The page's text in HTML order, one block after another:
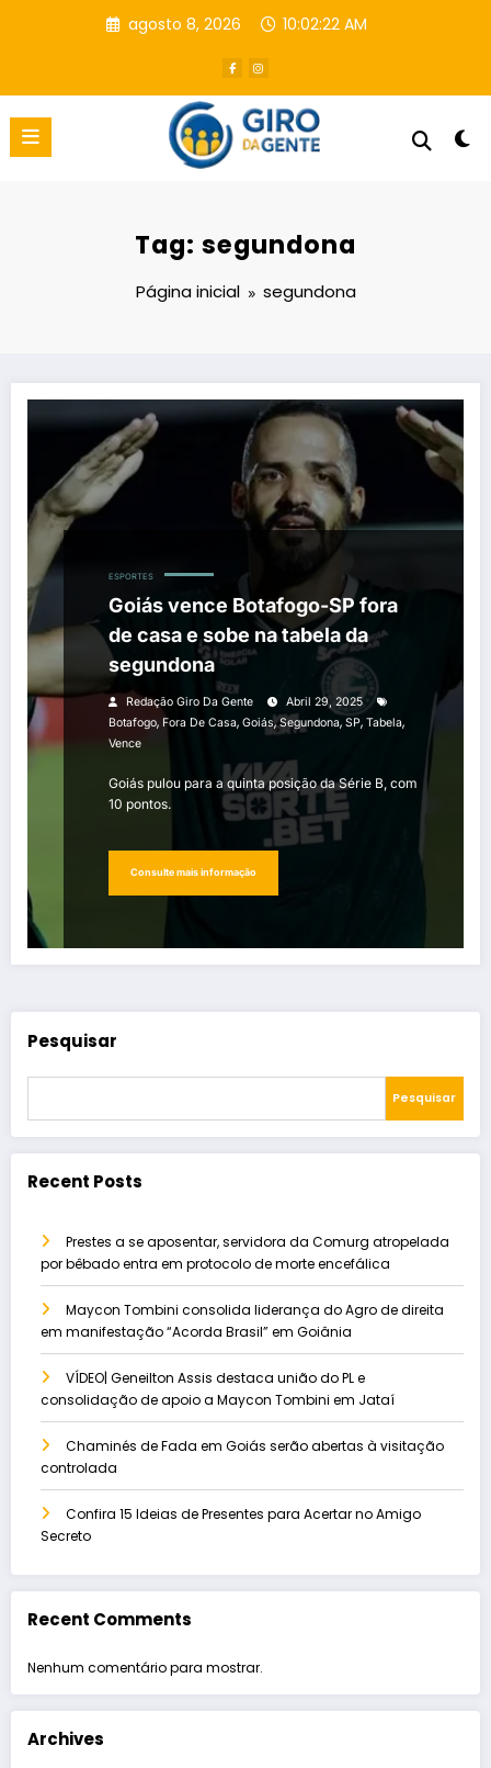
agosto 8, 2026 10:02:23 AM
Tag: segundona
Página inicial segundona
ESPORTES
Goiás vence Botafogo-SP fora
de casa e sobe na tabela da
segundona
Redação Giro Da Gente
Abril 29, 2025
Botafogo, Fora De Casa, Goiás,Segundona,SP, Tabela,
Vence
Goiás pulou para a quinta posição da Série B, com
10 pontos.
Consulte mais informação
Pesquisar
Pesquisar
Recent Posts
Prestes a se aposentar, servidora da Comurg atropelada
por bêbado entra em protocolo de morte encefálica
Maycon Tombini consolida liderança do Agro de direita
em manifestação “Acorda Brasil” em Goiânia
VÍDEO| Geneilton Assis destaca união do PL e
consolidação de apoio a Maycon Tombini em Jataí
Chaminés de Fada em Goiás serão abertas à visitação
controlada
Confira 15 Ideias de Presentes para Acertar no Amigo
Secreto
Recent Comments
Nenhum comentário para mostrar.
Archives